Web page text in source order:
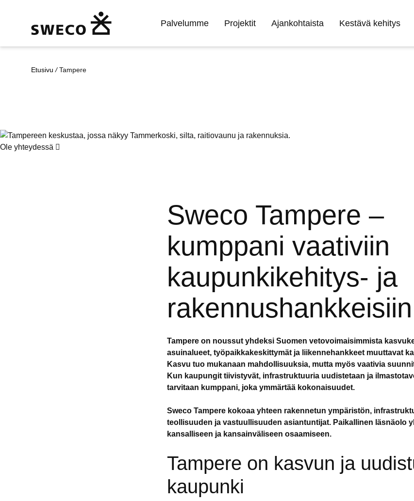
Palvelumme Projektit Ajankohtaista Kestävä kehitys
Etusivu / Tampere
Ole yhteydessä
Sweco Tampere –
kumppani vaativiin
kaupunkikehitys- ja
rakennushankkeisiin
Tampere on noussut yhdeksi Suomen vetovoimaisimmista
asuinalueet, työpaikkakeskittymät ja liikennehankkeet muuttavat
Kasvu tuo mukanaan mahdollisuuksia, mutta myös vaativia
Kun kaupungit tiivistyvät, infrastruktuuria uudistetaan ja
tarvitaan kumppani, joka ymmärtää kokonaisuudet.
Sweco Tampere kokoaa yhteen rakennetun ympäristön,
teollisuuden ja vastuullisuuden asiantuntijat. Paikallinen läsnäolo
kansalliseen ja kansainväliseen osaamiseen.
Tampere on kasvun ja
kaupunki